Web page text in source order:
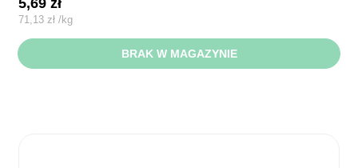
5,69zł
71,13zł /kg
BRAK W MAGAZYNIE